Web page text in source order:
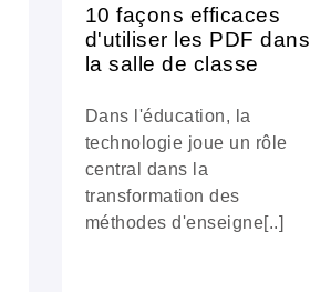
10 façons efficaces
d'utiliser les PDF dans
la salle de classe
Dans l'éducation, la
technologie joue un rôle
central dans la
transformation des
méthodes d'enseigne[..]